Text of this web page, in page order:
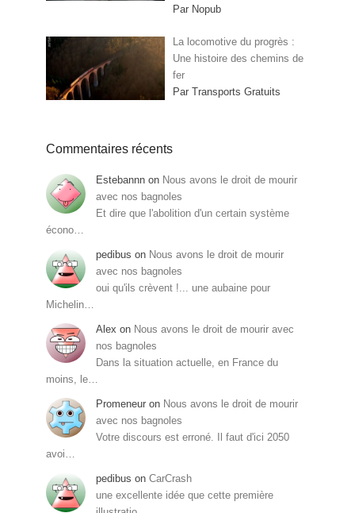
Par Nopub
La locomotive du progrès :
Une histoire des chemins de
fer
Par Transports Gratuits
Commentaires récents
Estebannn on Nous avons le droit de mourir
avec nos bagnoles
Et dire que l'abolition d'un certain système
écono…
pedibus on Nous avons le droit de mourir
avec nos bagnoles
oui qu'ils crèvent !... une aubaine pour
Michelin…
Alex on Nous avons le droit de mourir avec
nos bagnoles
Dans la situation actuelle, en France du
moins, le…
Promeneur on Nous avons le droit de mourir
avec nos bagnoles
Votre discours est erroné. Il faut d'ici 2050
avoi…
pedibus on CarCrash
une excellente idée que cette première